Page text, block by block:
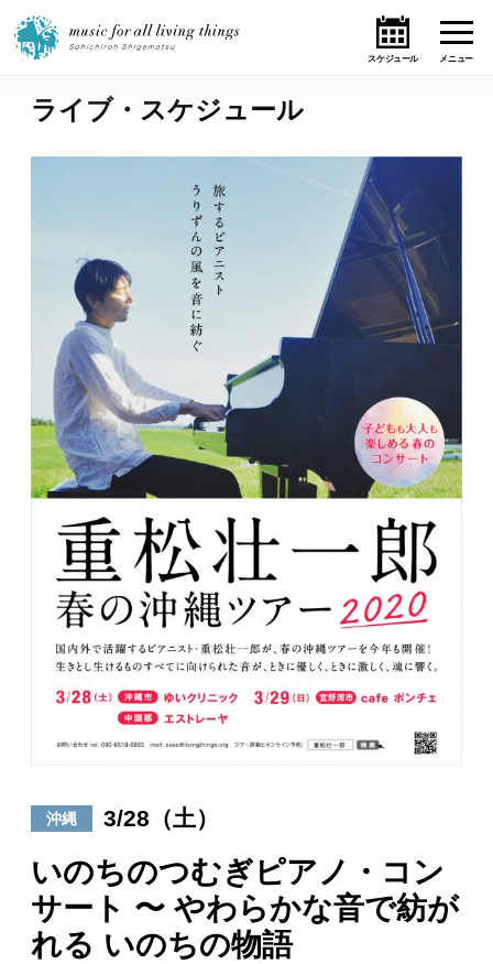
ホーム
ライブ・スケジュール
作品
オンライン・ショップ
ギャラリー
日々のレポート
Specials
プロフィール
演奏依頼
ライブ・スケジュール
沖縄 3/28（土）
いのちのつむぎピアノ・コン
サート 〜 やわらかな音で紡が
れる いのちの物語